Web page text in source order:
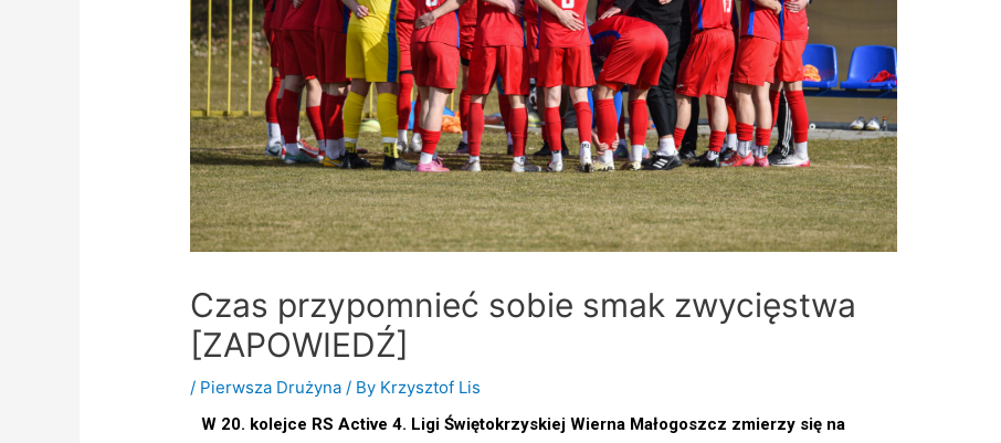
Czas przypomnieć sobie smak zwycięstwa
[ZAPOWIEDŹ]
/ Pierwsza Drużyna / By Krzysztof Lis
W 20. kolejce RS Active 4. Ligi Świętokrzyskiej Wierna Małogoszcz zmierzy się na